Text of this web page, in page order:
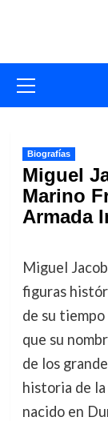
primario
Biografías
Miguel
Marino
Armada
Miguel
figuras
de su tiempo
que su
de los
historia de
nacido en